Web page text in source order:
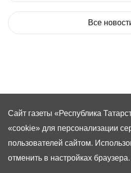
Все
Сайт газеты «Республика
«cookie» для персонализации
пользователей сайтом.
отменить в настройках браузера.